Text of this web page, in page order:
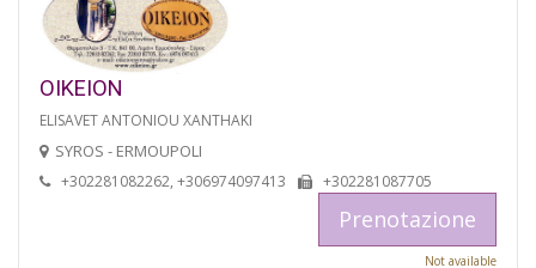
OIKEION
ELISAVET ANTONIOU XANTHAKI
SYROS - ERMOUPOLI
+302281082262, +306974097413 +302281087705
Prenotazione
Not available